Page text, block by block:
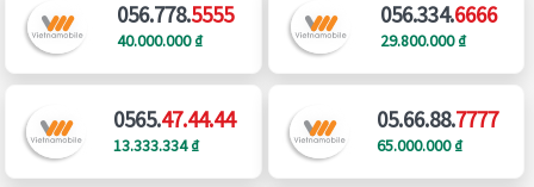
056.778.5555
40.000.000 ₫
056.334.6666
29.800.000 ₫
0565.47.44.44
13.333.334 ₫
05.66.88.7777
65.000.000 ₫